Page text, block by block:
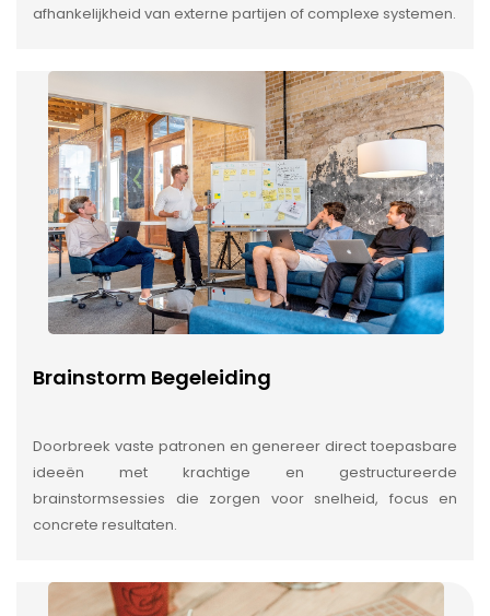
afhankelijkheid van externe partijen of complexe systemen.
Brainstorm Begeleiding
Doorbreek vaste patronen en genereer direct toepasbare
ideeën met krachtige en gestructureerde
brainstormsessies die zorgen voor snelheid, focus en
concrete resultaten.